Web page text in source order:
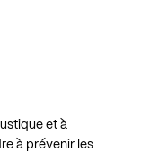
et à
à prévenir les